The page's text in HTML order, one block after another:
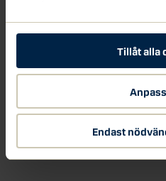
Tillåt alla
Endast
Morgondagens arbetsplats
av dagens entreprenörer
inte låst till en plats under en
resultatet i slutändan inte